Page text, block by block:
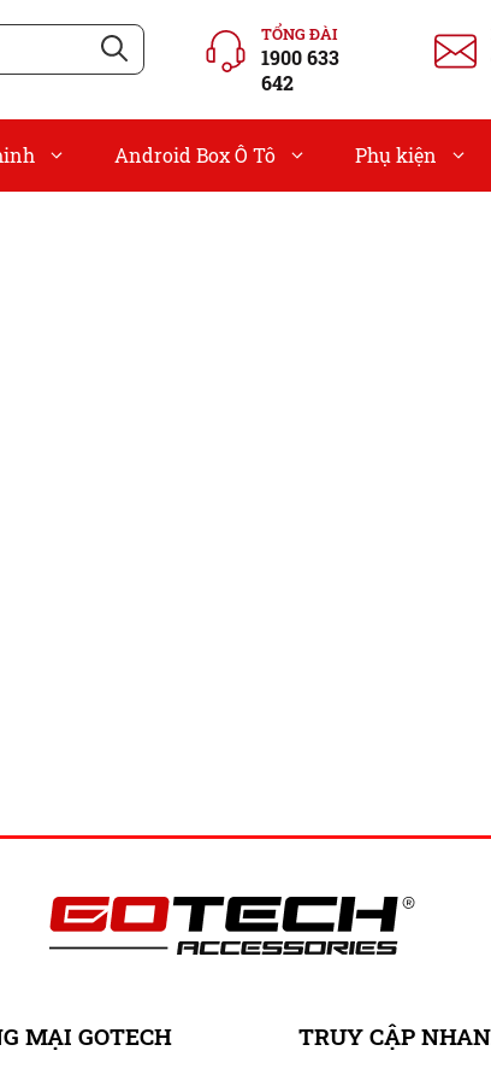
TỔNG ĐÀI
1900 633
642
Android Box Ô Tô Phụ kiện
MẠI GOTECH TRUY CẬP